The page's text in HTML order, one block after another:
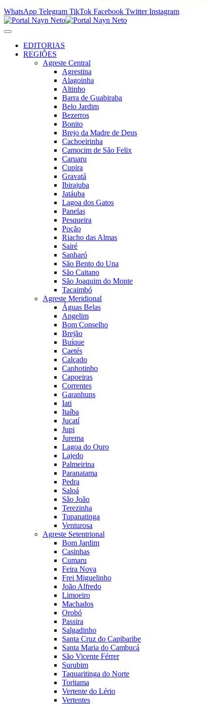
WhatsApp Telegram TikTok Facebook Twitter Instagram
EDITORIAS
REGIÕES
Agreste Central
Agrestina
Alagoinha
Altinho
Barra de Guabiraba
Belo Jardim
Bezerros
Bonito
Brejo da Madre de Deus
Cachoeirinha
Camocim de São Felix
Caruaru
Cupira
Gravatá
Ibirajuba
Jatáuba
Lagoa dos Gatos
Panelas
Pesqueira
Poção
Riacho das Almas
Sairé
Sanharó
São Bento do Una
São Caitano
São Joaquim do Monte
Tacaimbó
Agreste Meridional
Águas Belas
Angelim
Bom Conselho
Brejão
Buíque
Caetés
Calçado
Canhotinho
Capoeiras
Correntes
Garanhuns
Iati
Itaíba
Jucatí
Jupi
Jurema
Lagoa do Ouro
Lajedo
Palmeirina
Paranatama
Pedra
Saloá
São João
Terezinha
Tupanatinga
Venturosa
Agreste Setentrional
Bom Jardim
Casinhas
Cumaru
Feira Nova
Frei Miguelinho
João Alfredo
Limoeiro
Machados
Orobó
Passira
Salgadinho
Santa Cruz do Capibaribe
Santa Maria do Cambucá
São Vicente Férrer
Surubim
Taquaritinga do Norte
Toritama
Vertente do Lério
Vertentes